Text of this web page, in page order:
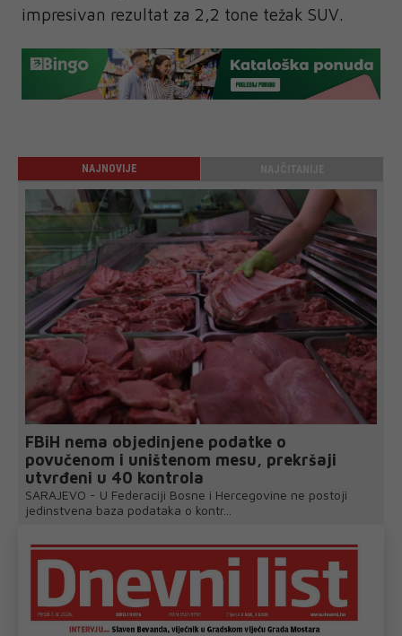
impresivan rezultat za 2,2 tone težak SUV.
NAJNOVIJE
FBiH nema objedinjene podatke o
povučenom i uništenom mesu, prekršaji
utvrđeni u 40 kontrola
SARAJEVO - U Federaciji Bosne i Hercegovine ne postoji
jedinstvena baza podataka o kontr...